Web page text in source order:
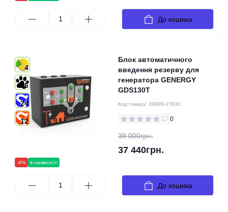
До кошика
-4% в наявності
4
6
24
12
Блок автоматичного
введення резерву для
генератора GENERGY
GDS130T
Код товару: 39909-17831
0
39 000грн.
37 440грн.
До кошика